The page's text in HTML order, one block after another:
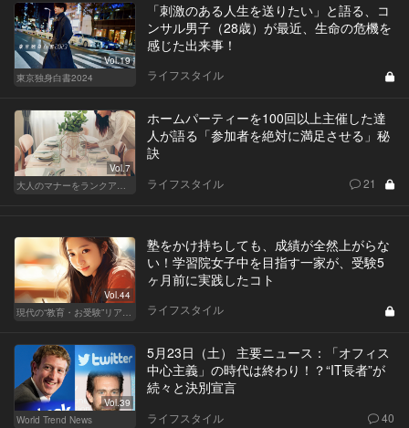
Vol.19
東京独身白書2024
「刺激のある人生を送りたい」と語る、コ
ンサル男子（28歳）が最近、生命の危機を
感じた出来事！
ライフスタイル
Vol.7
大人のマナーをランクアップせよ
ホームパーティーを100回以上主催した達
人が語る「参加者を絶対に満足させる」秘
訣
ライフスタイル 21
Vol.44
現代の“教育・お受験”リアルドキュメント
塾をかけ持ちしても、成績が全然上がらな
い！学習院女子中を目指す一家が、受験5
ヶ月前に実践したコト
ライフスタイル
Vol.39
World Trend News
5月23日（土） 主要ニュース：「オフィス
中心主義」の時代は終わり！？“IT長者”が
続々と決別宣言
ライフスタイル 40